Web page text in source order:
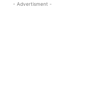
- Advertisment -